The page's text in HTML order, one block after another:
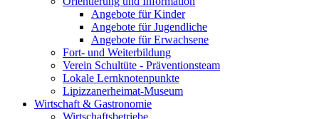
Angebote für Kinder
Angebote für Jugendliche
Angebote für Erwachsene
Fort- und Weiterbildung
Verein Schultüte - Präventionsteam
Lokale Lernknotenpunkte
Lipizzanerheimat-Museum
Wirtschaft & Gastronomie
Wirtschaftsbetriebe